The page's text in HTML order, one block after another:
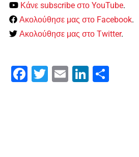
Κάνε subscribe στο YouTube.
Ακολούθησε μας στο Facebook.
Ακολούθησε μας στο Twitter.
Facebook
Twitter Email LinkedIn